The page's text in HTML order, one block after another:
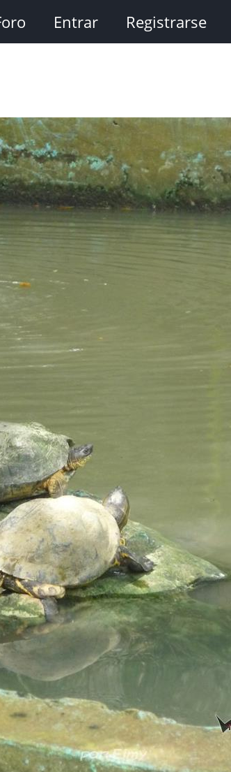
Entrar Registrarse